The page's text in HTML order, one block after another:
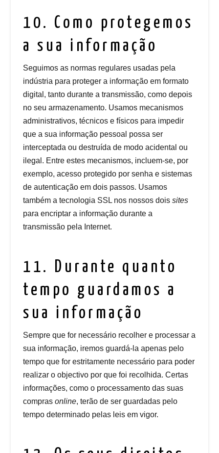
10. Como protegemos
a sua informação
Seguimos as normas regulares usadas pela
indústria para proteger a informação em formato
digital, tanto durante a transmissão, como depois
no seu armazenamento. Usamos mecanismos
administrativos, técnicos e físicos para impedir
que a sua informação pessoal possa ser
interceptada ou destruída de modo acidental ou
ilegal. Entre estes mecanismos, incluem-se, por
exemplo, acesso protegido por senha e sistemas
de autenticação em dois passos. Usamos
também a tecnologia SSL nos nossos doissites
para encriptar a informação durante a
transmissão pela Internet.
11. Durante quanto
tempo guardamos a
sua informação
Sempre que for necessário recolher e processar a
sua informação, iremos guardá-la apenas pelo
tempo que for estritamente necessário para poder
realizar o objectivo por que foi recolhida. Certas
informações, como o processamento das suas
comprasonline, terão de ser guardadas pelo
tempo determinado pelas leis em vigor.